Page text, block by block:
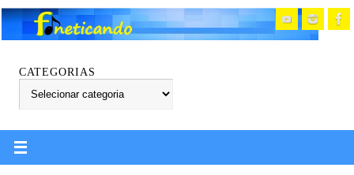
CATEGORIAS